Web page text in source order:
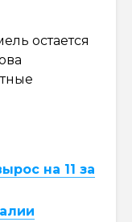
остается
на 11 за